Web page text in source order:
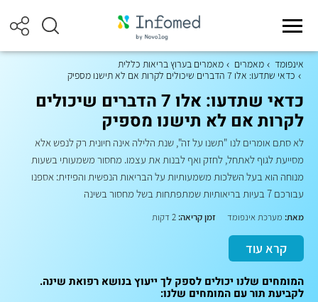
אינפומד מאמרים
מאמרים בערוץ בריאות כללית
כדאי שתדעו: אלו 7 הדברים שיכולים לקרות אם לא תישנו מספיק
כדאי שתדעו: אלו 7 הדברים שיכולים
לקרות אם לא תישנו מספיק
לא סתם אומרים לנו "תשנו על זה", שנת הלילה אינה חיונית רק לנפש אלא
מסייעת לגוף לאתחל, לחזק ואף לבנות את עצמו. מחסור משמעותי בשעות
מנוחה הוא בעל השלכות משמעותיות על הבריאות הנפשית והפיזית: אספנו
עבורכם 7 בעיות בריאותיות שמתפתחות בשל מחסור בשינה
מאת: מערכת אינפומד זמן קריאה:
קרא עוד
המומחים שלנו יכולים לספק לך ייעוץ בנושא רפואת שינה.
לקביעת תור עם המומחים שלנו: